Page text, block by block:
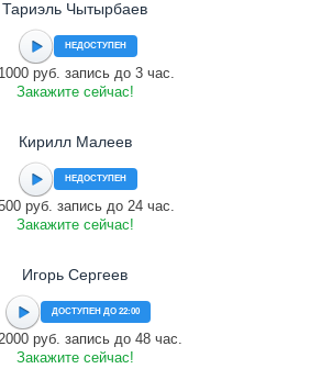
Тариэль Чытырбаев
НЕДОСТУПЕН
руб. запись до 3 час.
Закажите сейчас!
Кирилл Малеев
НЕДОСТУПЕН
руб. запись до 24 час.
Закажите сейчас!
Игорь Сергеев
ДОСТУПЕН ДО 22:00
руб. запись до 48 час.
Закажите сейчас!